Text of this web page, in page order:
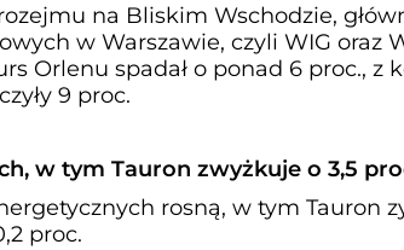
na Bliskim Wschodzie,
w Warszawie, czyli WIG oraz
Orlenu spadał o ponad 6 proc., z
9 proc.
w tym Tauron zwyżkuje o 3,5
rosną, w tym Tauron
proc.